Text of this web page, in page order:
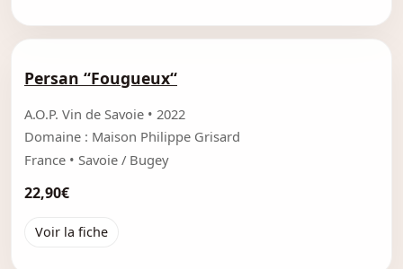
Persan “Fougueux“
A.O.P. Vin de Savoie • 2022
Domaine : Maison Philippe Grisard
France • Savoie / Bugey
22,90€
Voir la fiche